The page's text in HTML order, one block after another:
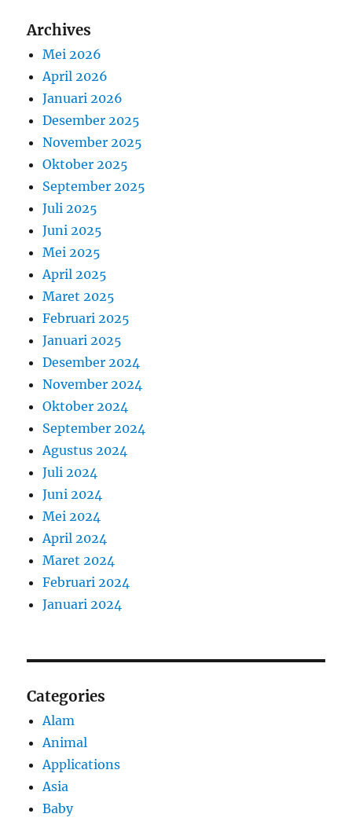
Archives
Mei 2026
April 2026
Januari 2026
Desember 2025
November 2025
Oktober 2025
September 2025
Juli 2025
Juni 2025
Mei 2025
April 2025
Maret 2025
Februari 2025
Januari 2025
Desember 2024
November 2024
Oktober 2024
September 2024
Agustus 2024
Juli 2024
Juni 2024
Mei 2024
April 2024
Maret 2024
Februari 2024
Januari 2024
Categories
Alam
Animal
Applications
Asia
Baby